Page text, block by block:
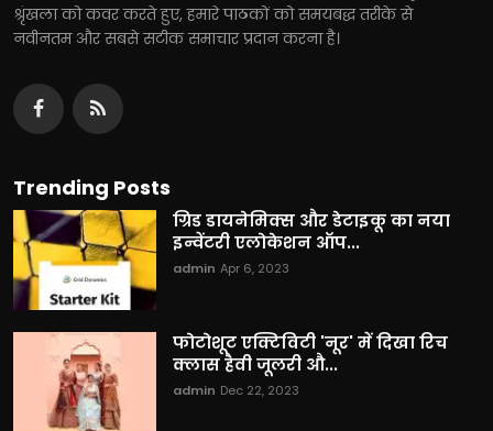
श्रृंखला को कवर करते हुए, हमारे पाठकों को समयबद्ध तरीके से
नवीनतम और सबसे सटीक समाचार प्रदान करना है।
Trending Posts
ग्रिड डायनेमिक्स और डेटाइकू का नया
इन्वेंटरी एलोकेशन ऑप...
admin Apr 6, 2023
फोटोशूट एक्टिविटी 'नूर' में दिखा रिच
क्लास हैवी जूलरी औ...
admin Dec 22, 2023